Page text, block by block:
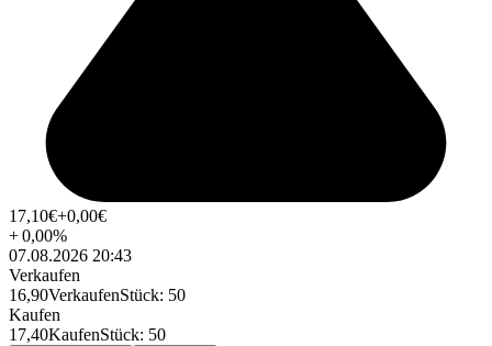
17,10€+0,00€
+0,00%
07.08.2026 20:43
Verkaufen
16,90VerkaufenStück: 50
Kaufen
17,40KaufenStück: 50